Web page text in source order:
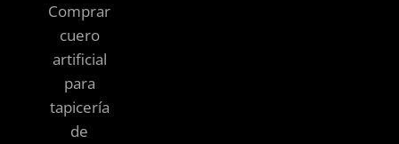
Comprar
cuero
artificial
para
tapicería
de